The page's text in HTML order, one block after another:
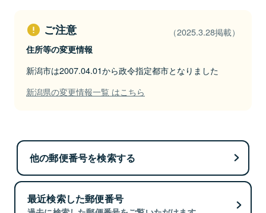
ご注意 （2025.3.28掲載）
住所等の変更情報
新潟市は2007.04.01から政令指定都市となりました
新潟県の変更情報一覧 はこちら
他の郵便番号を検索する
最近検索した郵便番号